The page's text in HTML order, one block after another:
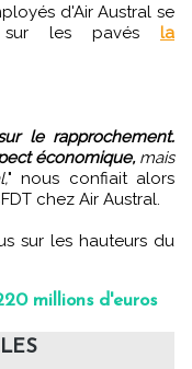
d'Air Austral se
sur les pavés la
le rapprochement.
économique,mais
" nous confiait alors
chez Air Austral.
sur les hauteurs du
millions d'euros